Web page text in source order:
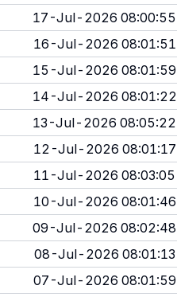
17-Jul-2026 08:00:55
16-Jul-2026 08:01:51
15-Jul-2026 08:01:59
14-Jul-2026 08:01:22
13-Jul-2026 08:05:22
12-Jul-2026 08:01:17
11-Jul-2026 08:03:05
10-Jul-2026 08:01:46
09-Jul-2026 08:02:48
08-Jul-2026 08:01:13
07-Jul-2026 08:01:59